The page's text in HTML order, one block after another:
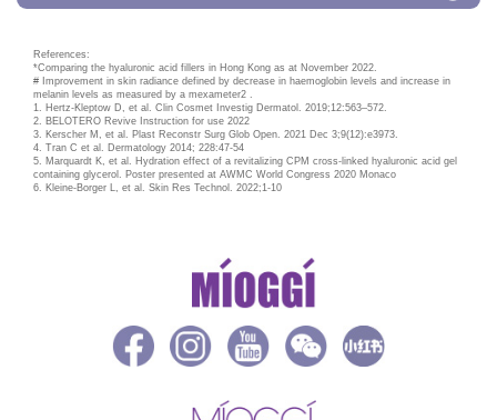
References:
*Comparing the hyaluronic acid fillers in Hong Kong as at November 2022.
# Improvement in skin radiance defined by decrease in haemoglobin levels and increase in
melanin levels as measured by a mexameter2 .
1. Hertz-Kleptow D, et al. Clin Cosmet Investig Dermatol. 2019;12:563–572.
2. BELOTERO Revive Instruction for use 2022
3. Kerscher M, et al. Plast Reconstr Surg Glob Open. 2021 Dec 3;9(12):e3973.
4. Tran C et al. Dermatology 2014; 228:47-54
5. Marquardt K, et al. Hydration effect of a revitalizing CPM cross-linked hyaluronic acid gel
containing glycerol. Poster presented at AWMC World Congress 2020 Monaco
6. Kleine-Borger L, et al. Skin Res Technol. 2022;1-10